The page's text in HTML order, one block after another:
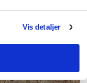
Vis detaljer